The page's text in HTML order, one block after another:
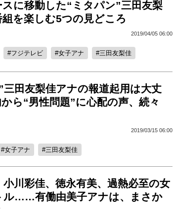
に移動した“ミタパン”三田友梨
を楽しむ5つの見どころ
2019/04/05 06:00
フジテレビ 女子アナ 三田友梨佳
三田友梨佳アナの報道起用は大丈
ら“男性問題”に心配の声、続々
2019/03/15 06:00
女子アナ 三田友梨佳
川彩佳、徳永有美、過熱必至の女
ル……有働由美子アナは、まさか